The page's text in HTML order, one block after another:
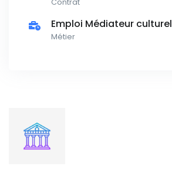
Contrat
Emploi Médiateur culturel
Métier